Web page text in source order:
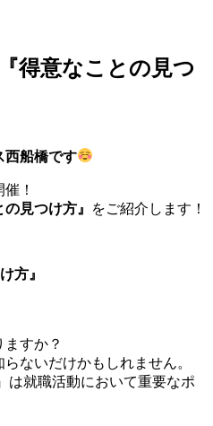
得意なことの見つ
西船橋です
！
見つけ方』
をご紹介します！
方』
すか？
ないだけかもしれません。
は就職活動において重要なポ